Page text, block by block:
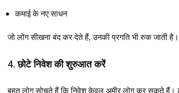
कमाई के नए साधन
जो लोग सीखना बंद कर देते हैं, उनकी प्रगति भी रुक जाती है।
4. छोटे निवेश की शुरुआत करें
बहुत लोग सोचते हैं कि निवेश केवल अमीर लोग कर सकते हैं।